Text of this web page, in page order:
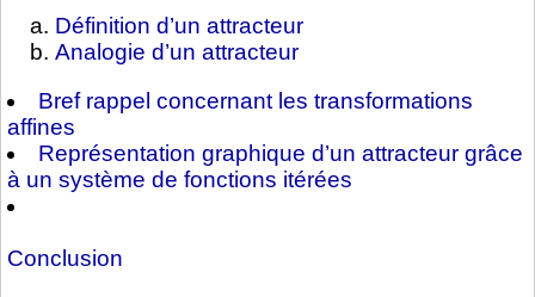
Définition d’un attracteur
Analogie d’un attracteur
Bref rappel concernant les transformations
affines
Représentation graphique d’un attracteur grâce
à un système de fonctions itérées
Conclusion